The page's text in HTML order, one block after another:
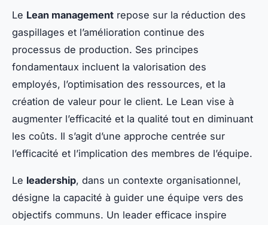
Le Lean management repose sur la réduction des
gaspillages et l’amélioration continue des
processus de production. Ses principes
fondamentaux incluent la valorisation des
employés, l’optimisation des ressources, et la
création de valeur pour le client. Le Lean vise à
augmenter l’efficacité et la qualité tout en diminuant
les coûts. Il s’agit d’une approche centrée sur
l’efficacité et l’implication des membres de l’équipe.
Le leadership, dans un contexte organisationnel,
désigne la capacité à guider une équipe vers des
objectifs communs. Un leader efficace inspire